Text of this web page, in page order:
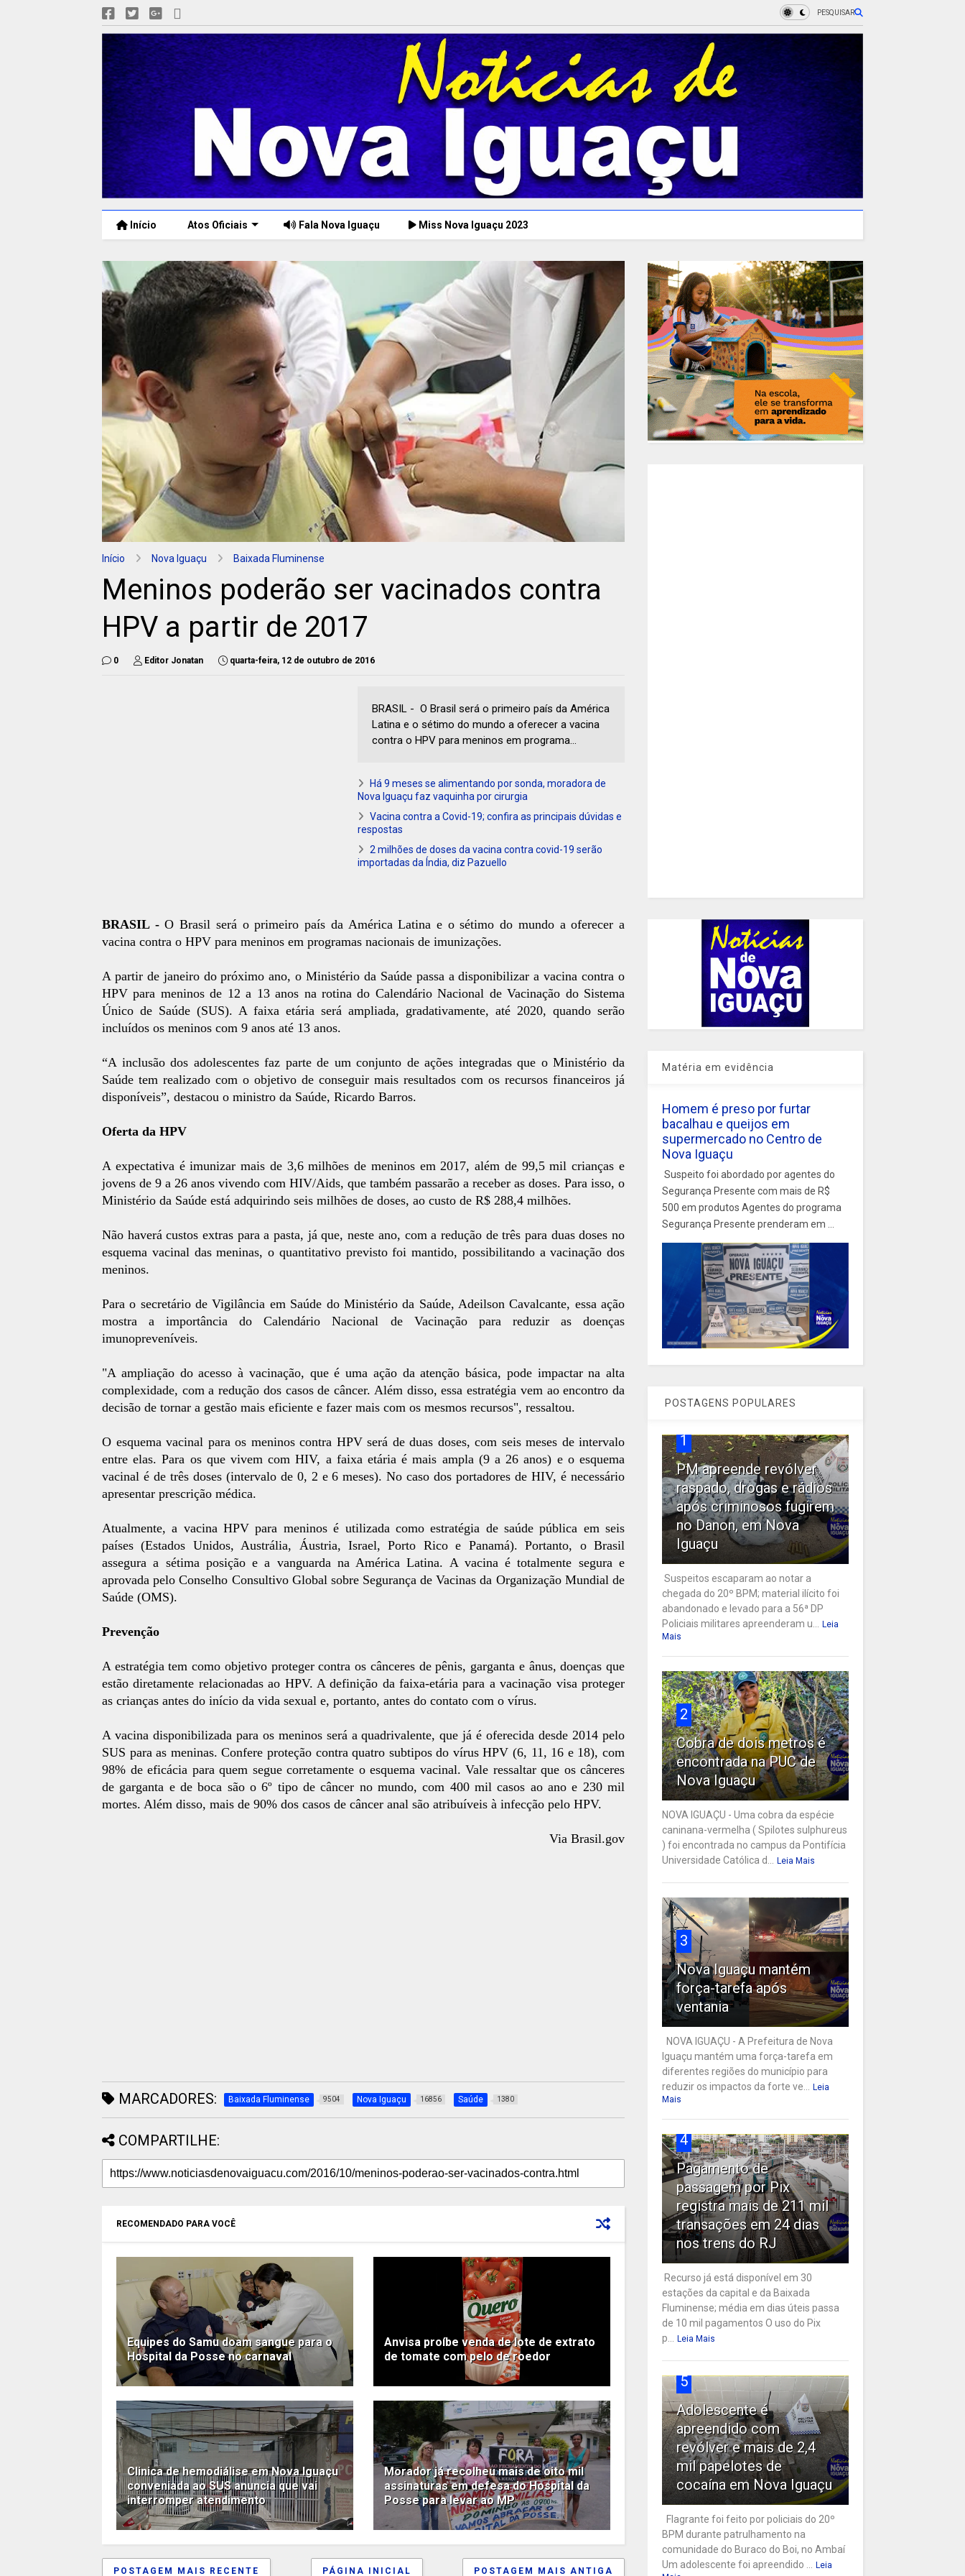
PESQUISAR
Início Atos Oficiais Fala Nova Iguaçu Miss Nova Iguaçu 2023
Início Nova Iguaçu Baixada Fluminense
Meninos poderão ser vacinados contra
HPV a partir de 2017
0 Editor Jonatan quarta-feira, 12 de outubro de 2016
BRASIL - O Brasil será o primeiro país da América
Latina e o sétimo do mundo a oferecer a vacina
contra o HPV para meninos em programa...
Há 9 meses se alimentando por sonda, moradora de
Nova Iguaçu faz vaquinha por cirurgia
Vacina contra a Covid-19; confira as principais dúvidas e
respostas
2 milhões de doses da vacina contra covid-19 serão
importadas da Índia, diz Pazuello
BRASIL -O Brasil será o primeiro país da América Latina e o sétimo do mundo a oferecer a
vacina contra o HPV para meninos em programas nacionais de imunizações.
A partir de janeiro do próximo ano, o Ministério da Saúde passa a disponibilizar a vacina contra o
HPV para meninos de 12 a 13 anos na rotina do Calendário Nacional de Vacinação do Sistema
Único de Saúde (SUS). A faixa etária será ampliada, gradativamente, até 2020, quando serão
incluídos os meninos com 9 anos até 13 anos.
“A inclusão dos adolescentes faz parte de um conjunto de ações integradas que o Ministério da
Saúde tem realizado com o objetivo de conseguir mais resultados com os recursos financeiros já
disponíveis”, destacou o ministro da Saúde, Ricardo Barros.
Oferta da HPV
A expectativa é imunizar mais de 3,6 milhões de meninos em 2017, além de 99,5 mil crianças e
jovens de 9 a 26 anos vivendo com HIV/Aids, que também passarão a receber as doses. Para isso, o
Ministério da Saúde está adquirindo seis milhões de doses, ao custo de R$ 288,4 milhões.
Não haverá custos extras para a pasta, já que, neste ano, com a redução de três para duas doses no
esquema vacinal das meninas, o quantitativo previsto foi mantido, possibilitando a vacinação dos
meninos.
Para o secretário de Vigilância em Saúde do Ministério da Saúde, Adeilson Cavalcante, essa ação
mostra a importância do Calendário Nacional de Vacinação para reduzir as doenças
imunopreveníveis.
"A ampliação do acesso à vacinação, que é uma ação da atenção básica, pode impactar na alta
complexidade, com a redução dos casos de câncer. Além disso, essa estratégia vem ao encontro da
decisão de tornar a gestão mais eficiente e fazer mais com os mesmos recursos", ressaltou.
O esquema vacinal para os meninos contra HPV será de duas doses, com seis meses de intervalo
entre elas. Para os que vivem com HIV, a faixa etária é mais ampla (9 a 26 anos) e o esquema
vacinal é de três doses (intervalo de 0, 2 e 6 meses). No caso dos portadores de HIV, é necessário
apresentar prescrição médica.
Atualmente, a vacina HPV para meninos é utilizada como estratégia de saúde pública em seis
países (Estados Unidos, Austrália, Áustria, Israel, Porto Rico e Panamá). Portanto, o Brasil
assegura a sétima posição e a vanguarda na América Latina. A vacina é totalmente segura e
aprovada pelo Conselho Consultivo Global sobre Segurança de Vacinas da Organização Mundial de
Saúde (OMS).
Prevenção
A estratégia tem como objetivo proteger contra os cânceres de pênis, garganta e ânus, doenças que
estão diretamente relacionadas ao HPV. A definição da faixa-etária para a vacinação visa proteger
as crianças antes do início da vida sexual e, portanto, antes do contato com o vírus.
A vacina disponibilizada para os meninos será a quadrivalente, que já é oferecida desde 2014 pelo
SUS para as meninas. Confere proteção contra quatro subtipos do vírus HPV (6, 11, 16 e 18), com
98% de eficácia para quem segue corretamente o esquema vacinal. Vale ressaltar que os cânceres
de garganta e de boca são o 6º tipo de câncer no mundo, com 400 mil casos ao ano e 230 mil
mortes. Além disso, mais de 90% dos casos de câncer anal são atribuíveis à infecção pelo HPV.
Via Brasil.gov
MARCADORES: Baixada Fluminense 9504 Nova Iguaçu 16856 Saúde 1380
COMPARTILHE:
RECOMENDADO PARA VOCÊ
Equipes do Samu doam sangue para o
Hospital da Posse no carnaval
Anvisa proíbe venda de lote de extrato
de tomate com pelo de roedor
Clinica de hemodiálise em Nova Iguaçu
conveniada ao SUS anuncia que vai
interromper atendimento
Morador já recolheu mais de oito mil
assinaturas em defesa do Hospital da
Posse para levar ao MP
POSTAGEM MAIS RECENTE POSTAGEM MAIS ANTIGA
PÁGINA INICIAL
Matéria em evidência
Homem é preso por furtar
bacalhau e queijos em
supermercado no Centro de
Nova Iguaçu
Suspeito foi abordado por agentes do
Segurança Presente com mais de R$
500 em produtos Agentes do programa
Segurança Presente prenderam em ...
POSTAGENS POPULARES
1
PM apreende revólver
raspado, drogas e rádios
após criminosos fugirem
no Danon, em Nova
Iguaçu
Suspeitos escaparam ao notar a
chegada do 20º BPM; material ilícito foi
abandonado e levado para a 56ª DP
Policiais militares apreenderam u...
Leia
Mais
2
Cobra de dois metros é
encontrada na PUC de
Nova Iguaçu
NOVA IGUAÇU - Uma cobra da espécie
caninana-vermelha ( Spilotes sulphureus
) foi encontrada no campus da Pontifícia
Universidade Católica d...
Leia Mais
3
Nova Iguaçu mantém
força-tarefa após
ventania
NOVA IGUAÇU - A Prefeitura de Nova
Iguaçu mantém uma força-tarefa em
diferentes regiões do município para
reduzir os impactos da forte ve...
Leia
Mais
4
Pagamento de
passagem por Pix
registra mais de 211 mil
transações em 24 dias
nos trens do RJ
Recurso já está disponível em 30
estações da capital e da Baixada
Fluminense; média em dias úteis passa
de 10 mil pagamentos O uso do Pix
p...
Leia Mais
5
Adolescente é
apreendido com
revólver e mais de 2,4
mil papelotes de
cocaína em Nova Iguaçu
Flagrante foi feito por policiais do 20º
BPM durante patrulhamento na
comunidade do Buraco do Boi, no Ambaí
Um adolescente foi apreendido ...
Leia